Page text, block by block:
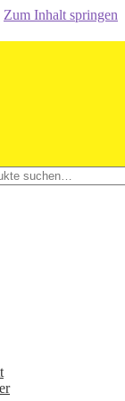
Zum Inhalt springen